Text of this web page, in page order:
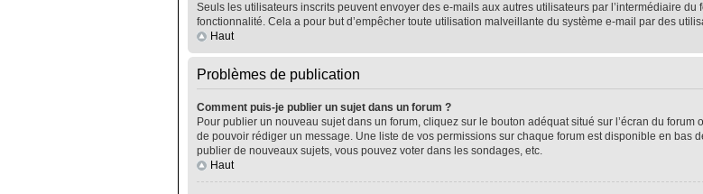
Seuls les utilisateurs inscrits peuvent envoyer des e-mails aux autres utilisateurs par l’intermédiaire du
fonctionnalité. Cela a pour but d’empêcher toute utilisation malveillante du système e-mail par des
Haut
Problèmes de publication
Comment puis-je publier un sujet dans un forum ?
Pour publier un nouveau sujet dans un forum, cliquez sur le bouton adéquat situé sur l’écran du forum
de pouvoir rédiger un message. Une liste de vos permissions sur chaque forum est disponible en bas
publier de nouveaux sujets, vous pouvez voter dans les sondages, etc.
Haut